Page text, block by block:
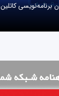
برنامه‌نویسی کاتلین